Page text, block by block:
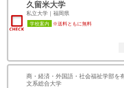
久留米大学
私立大学｜福岡県
学校案内 ※送料ともに無料
商・経済・外国語・社会福祉学部を
文系総合大学